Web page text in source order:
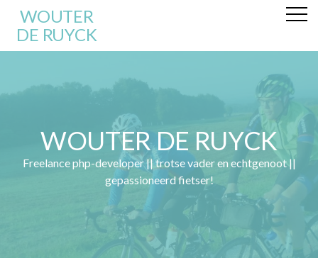
WOUTER
DE RUYCK
WOUTER DE RUYCK
Freelance php-developer || trotse vader en echtgenoot ||
gepassioneerd fietser!